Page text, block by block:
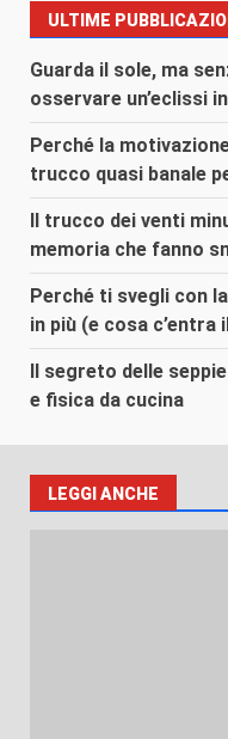
ULTIME
Guarda il sole, ma
osservare un’eclissi
Perché la
trucco quasi banale
Il trucco dei venti
memoria che fanno
Perché ti svegli con
in più (e cosa c’entra
Il segreto delle
e fisica da cucina
LEGGI ANCHE